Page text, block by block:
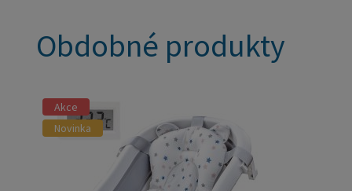
Obdobné produkty
Akce
Novinka